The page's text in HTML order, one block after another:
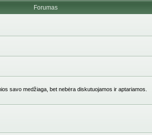
Forumas
savo medžiaga, bet nebėra diskutuojamos ir aptariamos.